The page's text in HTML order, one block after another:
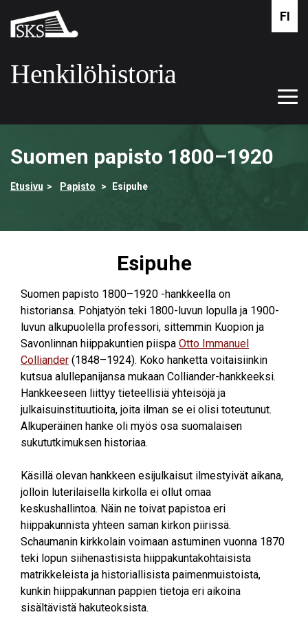
pääsisältöön
Suomalaisen
kirjallisuuden
Henkilöhistoria
FI
Suomen papisto 1800–1920
Etusivu Papisto Esipuhe
Esipuhe
Suomen papisto 1800–1920 -hankkeella on
historiansa. Pohjatyön teki 1800-luvun lopulla ja 1900-
luvun alkupuolella professori, sittemmin Kuopion ja
Savonlinnan hiippakuntien piispa Otto Immanuel
Colliander (1848–1924). Koko hanketta voitaisiinkin
kutsua alullepanijansa mukaan Colliander-hankkeeksi.
Hankkeeseen liittyy tieteellisiä yhteisöjä ja
julkaisuinstituutioita, joita ilman se ei olisi toteutunut.
Alkuperäinen hanke oli myös osa suomalaisen
sukututkimuksen historiaa.
Käsillä olevan hankkeen esijulkaisut ilmestyivät aikana,
jolloin luterilaisella kirkolla ei ollut omaa
keskushallintoa. Näin ne toivat papistoa eri
hiippakunnista yhteen saman kirkon piirissä.
Schaumanin kirkkolain voimaan astuminen vuonna 1870
teki lopun siihenastisista hiippakuntakohtaisista
matrikkeleista ja historiallisista paimenmuistoista,
kunkin hiippakunnan pappien tietoja eri aikoina
sisältävistä hakuteoksista.